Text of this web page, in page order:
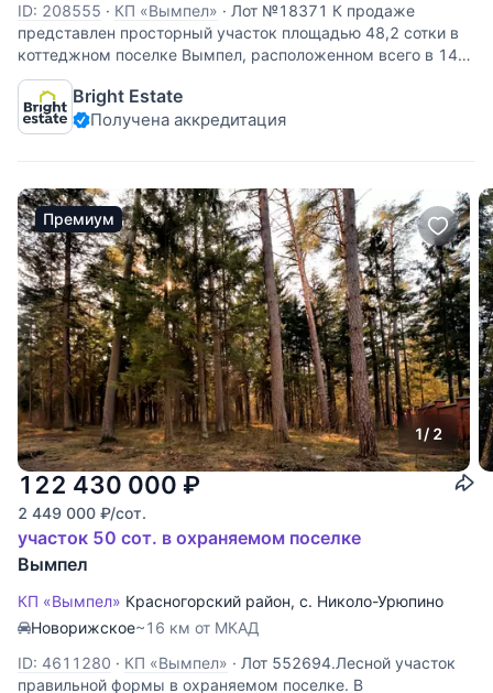
ID: 208555 · КП «Вымпел» · Лот №18371 К продаже
представлен просторный участок площадью 48,2 сотки в
коттеджном поселке Вымпел, расположенном всего в 14
км от МКАД по Новорижскому шоссе. Это редкая
возможность приобрести землю с уникальной природной
атмосферой: участок
Bright Estate
Получена аккредитация
Премиум
1/ 2
122 430 000 ₽
2 449 000 ₽/сот.
участок 50 сот. в охраняемом поселке
Вымпел
КП «Вымпел» Красногорский район, с. Николо-Урюпино
Новорижское~16 км от МКАД
ID: 4611280 · КП «Вымпел» · Лот 552694.Лесной участок
правильной формы в охраняемом поселке. В